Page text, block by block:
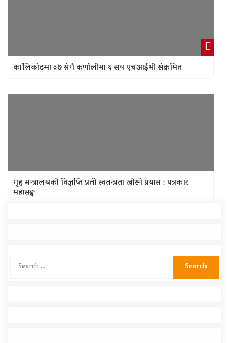
कालिकोटमा ३७ संगै कर्णालीमा ६ सय एचआईभी संक्रमित
गृह मन्त्रालयको विज्ञप्ति प्रती स्वतन्त्रता खोस्ने प्रयास : पत्रकार
महासङ्घ
Search